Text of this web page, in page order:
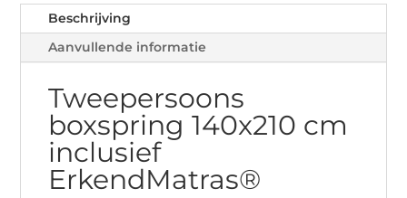
Beschrijving
Aanvullende informatie
Tweepersoons
boxspring 140x210 cm
inclusief
ErkendMatras®